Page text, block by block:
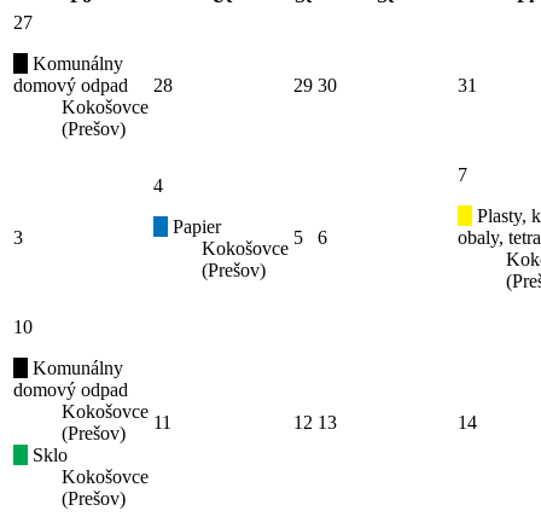
27
Komunálny
domový odpad
Kokošovce
(Prešov)
28 29 30 31
3
4
Papier
Kokošovce
(Prešov)
5 6
7
Plasty,
obaly,
10
Komunálny
domový odpad
Kokošovce
(Prešov)
Sklo
Kokošovce
(Prešov)
11 12 13 14